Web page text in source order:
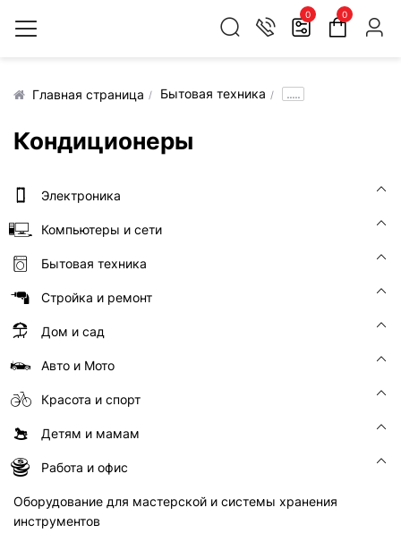
0 0
Главная страница Бытовая техника .....
Кондиционеры
Электроника
Компьютеры и сети
Бытовая техника
Стройка и ремонт
Дом и сад
Авто и Мото
Красота и спорт
Детям и мамам
Работа и офис
Оборудование для мастерской и системы хранения
инструментов